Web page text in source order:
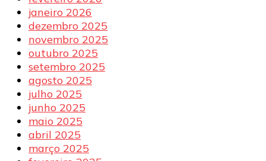
janeiro 2026
dezembro 2025
novembro 2025
outubro 2025
setembro 2025
agosto 2025
julho 2025
junho 2025
maio 2025
abril 2025
março 2025